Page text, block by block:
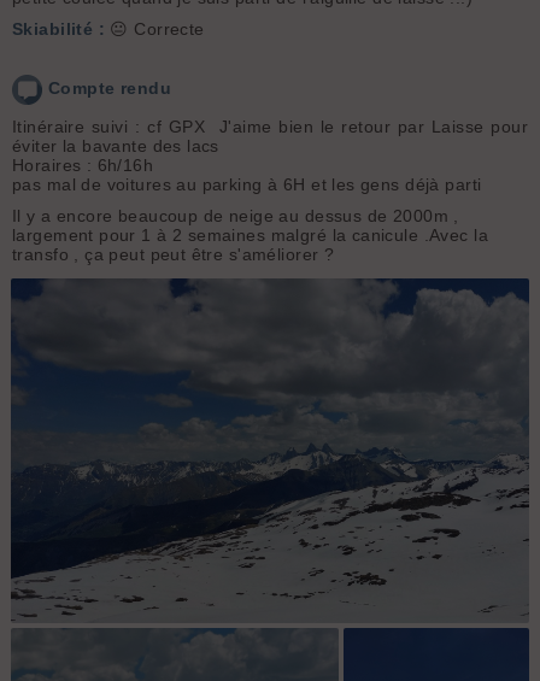
Skiabilité : 😐 Correcte
Compte rendu
Itinéraire suivi : cf GPX J'aime bien le retour par Laisse pour
éviter la bavante des lacs
Horaires : 6h/16h
pas mal de voitures au parking à 6H et les gens déjà parti
Il y a encore beaucoup de neige au dessus de 2000m ,
largement pour 1 à 2 semaines malgré la canicule .Avec la
transfo , ça peut peut être s'améliorer ?